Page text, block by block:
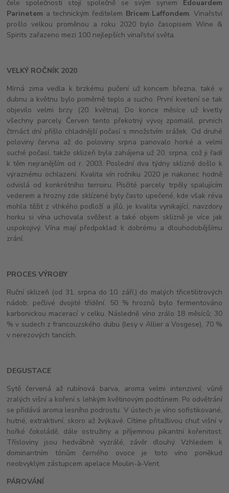
čele společnosti stojí společně se svým synem
Edouardem
Parinetem a technickým ředitelem Bricem Laffondem. Vinařství
prošlo velkou proměnou a roku 2020 bylo časopisem Wine &
Spirits zařazeno mezi 100 nejlepších vinařství světa.
VELKÝ ROČNÍK 2020
Mírná zima vedla k brzkému pučení už koncem března, také v
dubnu a květnu bylo poměrně teplo a sucho. První kvetení se tak
objevilo velmi brzy (20. května). Do konce měsíce už kvetly
všechny parcely. Červen tento překotný vývoj zpomalil, prvních
čtrnáct dní přišlo chladnější počasí s množstvím srážek. Od druhé
poloviny června až do poloviny srpna panovalo horké a velmi
suché počasí, takže sklizeň byla zahájena už 20. srpna, což ji řadí
k těm nejranějším od r. 2003. Poslední dva týdny sklizně došlo k
výraznému ochlazení. Kvalita vín ročníku 2020 je nakonec hodně
odvislá od konkrétního terroiru. Písčité parcely trpěly spalujícím
vederem a hrozny zde sklízené byly často upečené, kde však réva
mohla těžit z vlhkého podloží a jílů, je kvalita vynikající, navzdory
horku si vína uchovala svěžest a také objem sklizně je více jak
uspokojivý. Vína mají předpoklad k dobrému a dlouhodobějšímu
zrání.
PROCES VÝROBY
Ruční sklizeň (od 31. srpna do 10. září,) do malých třicetilitrových
nádob; pečlivé dvojité třídění. 50 % hroznů bylo fermentováno
karbonickou macerací v celku. Následně víno zrálo 18 měsíců; 30
% v sudech z francouzského dubu (lesy v Allier a Vosgese), 70 %
v nerezových tancích.
DEGUSTACE
Sytě červená až rubínová barva, aroma velmi intenzivní; vůně
zralých višní a koření s lehkým květinovým podtónem. Po odvětrání
se přidává aroma lesního podrostu. V ústech je víno sofistikované,
hutné, extraktivní, skoro až žvýkavé. Cítíme přitažlivou chuť višní v
hořké čokoládě, dále ostružiny a příjemnou pikantní kořenitost.
Třísloviny jsou hedvábně vyzrálé, závěr dlouhý. Vzhledem k
dominantním tónům černého ovoce je toto víno poněkud
neobvyklým zástupcem apelace Moulin-à-Vent.
PÁROVÁNÍ